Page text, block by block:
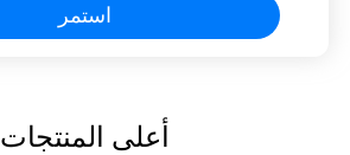
استمر
أعلى المنتجات